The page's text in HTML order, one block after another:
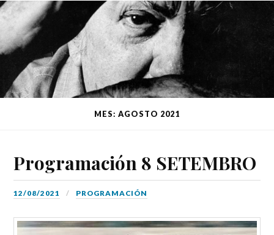
MES: AGOSTO 2021
Programación 8 SETEMBRO
12/08/2021 PROGRAMACIÓN